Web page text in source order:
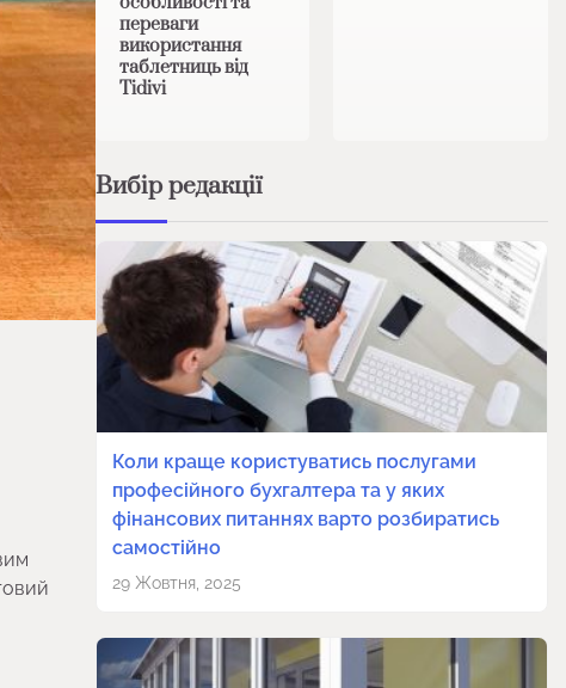
переваги
використання
таблетниць від
Tidivi
Вибір редакції
Коли краще користуватись послугами
професійного бухгалтера та у яких
фінансових питаннях варто розбиратись
самостійно
29 Жовтня, 2025